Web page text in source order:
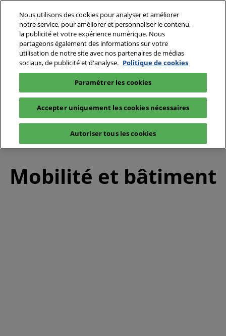
Mobilité et bâtiment
Nous utilisons des cookies pour analyser et améliorer
notre service, pour améliorer et personnaliser le contenu,
la publicité et votre expérience numérique. Nous
partageons également des informations sur votre
utilisation de notre site avec nos partenaires de médias
sociaux, de publicité et d'analyse. Politique de cookies
Paramétrer les cookies
Accepter uniquement les cookies nécessaires
Autoriser tous les cookies